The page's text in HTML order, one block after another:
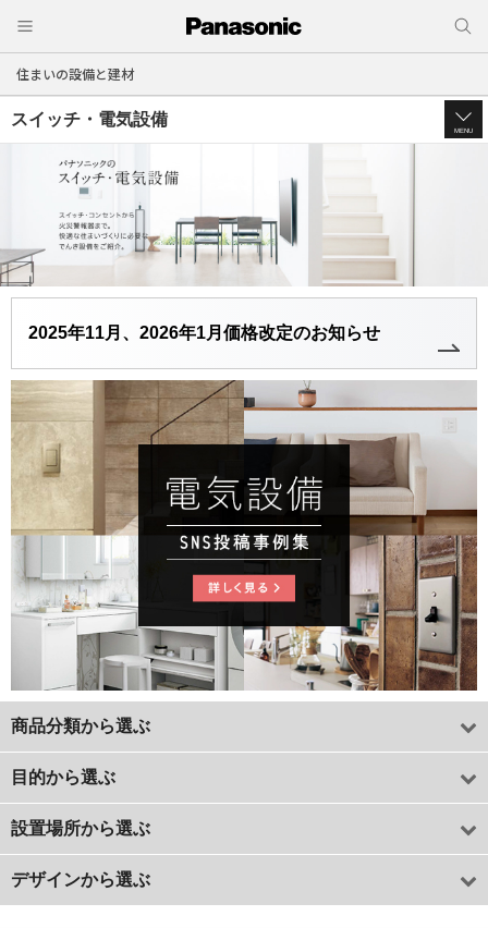
住まいの設備と建材
スイッチ・電気設備
MENU
2025年11月、2026年1月価格改定のお知らせ
商品分類から選ぶ
目的から選ぶ
設置場所から選ぶ
デザインから選ぶ